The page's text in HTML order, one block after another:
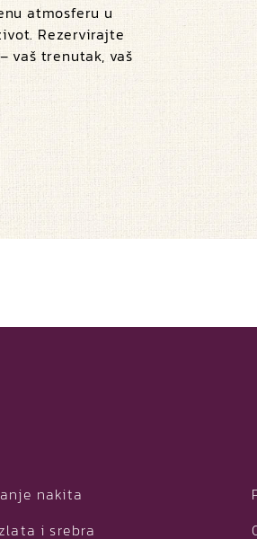
atmosferu u
Rezervirajte
vaš trenutak, vaš
nakita
i srebra